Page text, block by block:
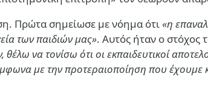
Πρώτα σημείωσε με νόημα ότι«η
των παιδιών μας». Αυτός ήταν ο στόχος
να τονίσω ότι οι εκπαιδευτικοί
με την προτεραιοποίηση που έχουμε